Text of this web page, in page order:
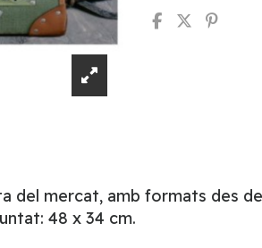
del mercat, amb formats des
48 x 34 cm.